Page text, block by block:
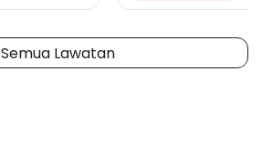
Semua Lawatan